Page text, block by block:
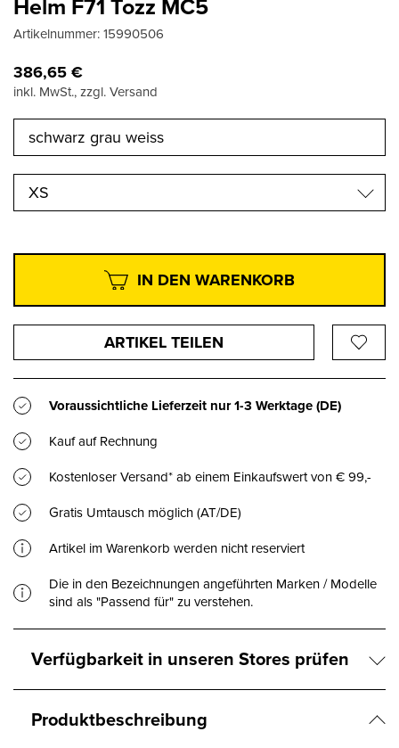
Helm F71 Tozz MC5
Artikelnummer:15990506
386,65€
inkl. MwSt., zzgl. Versand
XS
IN DEN WARENKORB
ARTIKEL TEILEN
Voraussichtliche Lieferzeit nur1-3 Werktage(DE)
Kauf auf Rechnung
Kostenloser Versand* ab einem Einkaufswert von € 99,-
Gratis Umtausch möglich (AT/DE)
Artikel im Warenkorb werden nicht reserviert
Die in den Bezeichnungen angeführten Marken / Modelle
sind als "Passend für" zu verstehen.
Verfügbarkeit in unseren Stores prüfen
Produktbeschreibung